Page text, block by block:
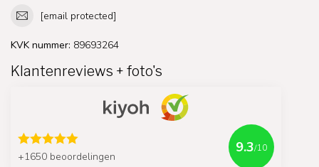
[email protected]
KVK nummer: 89693264
Klantenreviews + foto's
+1650 beoordelingen
9.3/10